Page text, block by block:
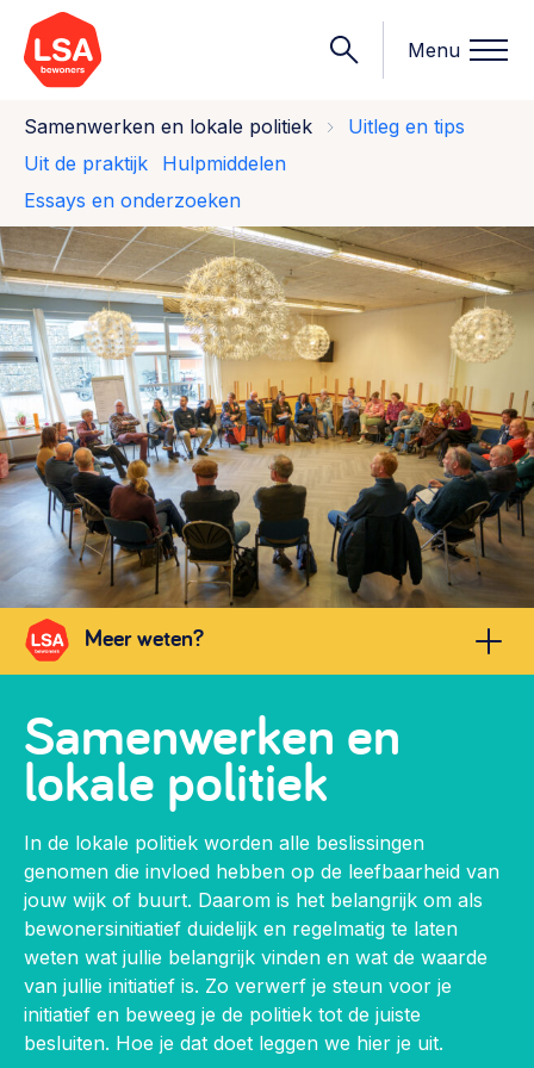
Menu
Onderwerpen
Starten van een initiatief
Rechtsvormen, positionering, organisatiemodellen >
Financiën
Financieringsvormen, administratie, begroting en omzet >
Organisatie en beheer
Bestuur, horeca, evenementen, verhuur en communicatie >
Vrijwilligers en medewerkers
Werving, contracten en vergoedingen, betaalde krachten
>
Eigen gebouw
ontmoetingsplekken >
Sociaal ondernemen
Bewonersbedrijf starten, ondernemingsplan maken >
Buurtbewoners verbinden
Community building en ABCD, welkomstcultuur >
Zorgzame gemeenschappen
Betrokken buurten, contact stimuleren, netwerken
uitbreiden >
Wijkaanpak
Wat we doen
Onze leden
Contact
Nieuws
Opinie
Bijeenkomsten
Team
Vraag stellen
info@lsabewoners.nl
Samenwerken en lokale politiek
Uitleg en tips
Uit de praktijk
Hulpmiddelen
Essays en onderzoeken
Meer weten?
030 231 7511
info@lsabewoners.nl
Samenwerken en
lokale politiek
In de lokale politiek worden alle beslissingen
genomen die invloed hebben op de leefbaarheid van
jouw wijk of buurt. Daarom is het belangrijk om als
bewonersinitiatief duidelijk en regelmatig te laten
weten wat jullie belangrijk vinden en wat de waarde
van jullie initiatief is. Zo verwerf je steun voor je
initiatief en beweeg je de politiek tot de juiste
besluiten. Hoe je dat doet leggen we hier je uit.